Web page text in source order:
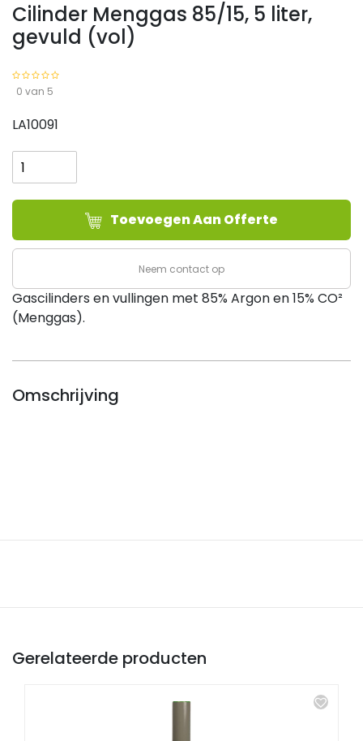
Cilinder Menggas 85/15, 5 liter,
gevuld (vol)
0 van 5
LA10091
Menggas
85/15,
5
gevuld
Toevoegen Aan Offerte
Neem contact op
Gascilinders en vullingen met 85% Argon en 15% CO²
(Menggas).
Omschrijving
Gerelateerde producten